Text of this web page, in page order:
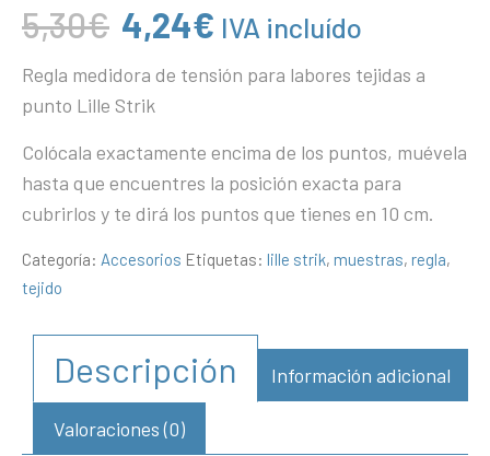
5,30€ El
precio
original
era:
5,30€.
4,24€ El
actual
4,24€.
IVA incluído
Regla medidora de tensión para labores tejidas a
punto Lille Strik
Colócala exactamente encima de los puntos, muévela
hasta que encuentres la posición exacta para
cubrirlos y te dirá los puntos que tienes en 10 cm.
Categoría: Accesorios Etiquetas: lille strik, muestras, regla,
tejido
Descripción Información adicional
Valoraciones (0)